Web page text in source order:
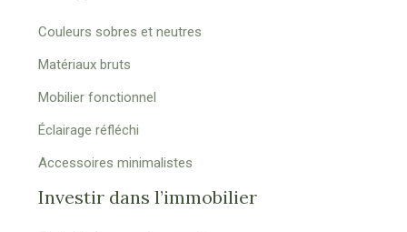
Couleurs sobres et neutres
Matériaux bruts
Mobilier fonctionnel
Éclairage réfléchi
Accessoires minimalistes
Investir dans l’immobilier